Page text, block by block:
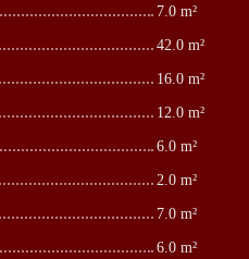
7.0 m²
42.0 m²
16.0 m²
12.0 m²
6.0 m²
2.0 m²
7.0 m²
6.0 m²